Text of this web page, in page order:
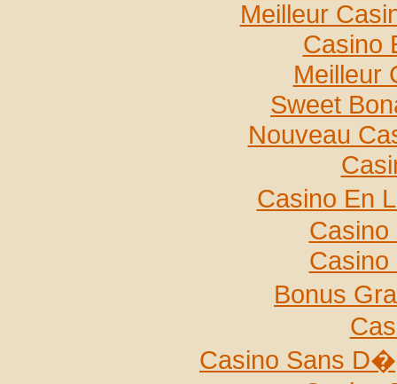
Meilleur
Casino
Meilleur
Sweet
Nouveau
Casino En
Casino
Casino
Bonus
Casino Sans